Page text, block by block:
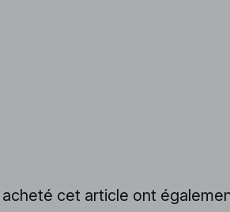
cet article ont